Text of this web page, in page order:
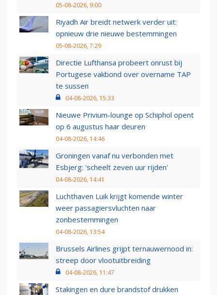
05-08-2026, 9:00
Riyadh Air breidt netwerk verder uit:
opnieuw drie nieuwe bestemmingen
05-08-2026, 7:29
Directie Lufthansa probeert onrust bij
Portugese vakbond over overname TAP
te sussen
04-08-2026, 15:33
Nieuwe Privium-lounge op Schiphol opent
op 6 augustus haar deuren
04-08-2026, 14:46
Groningen vanaf nu verbonden met
Esbjerg: 'scheelt zeven uur rijden'
04-08-2026, 14:41
Luchthaven Luik krijgt komende winter
weer passagiersvluchten naar
zonbestemmingen
04-08-2026, 13:54
Brussels Airlines grijpt ternauwernood in:
streep door vlootuitbreiding
04-08-2026, 11:47
Stakingen en dure brandstof drukken